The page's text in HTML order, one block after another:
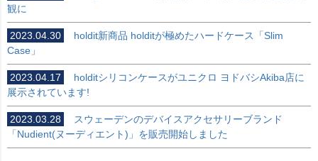
観に
2023.04.30
holdit新商品 holditが極めたハードケース「Slim
Case」
2023.04.17
holditシリコンケースがユニクロ ヨドバシAkiba店に
展示されています!
2023.03.28
スウェーデンのデバイスアクセサリーブランド
「Nudient(ヌーディエント)」を販売開始しました